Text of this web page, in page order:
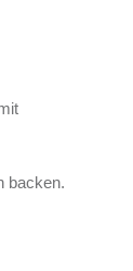
backen.